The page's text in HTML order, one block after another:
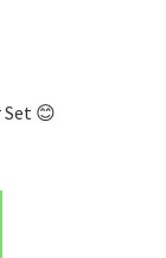
😊